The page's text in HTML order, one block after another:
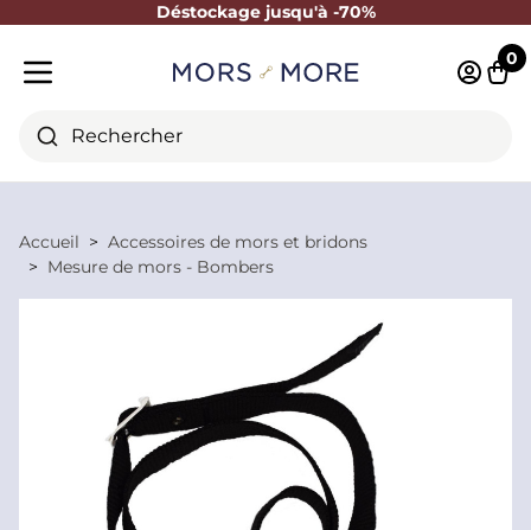
Déstockage jusqu'à -70%
Fermer
Rechercher
0
Accueil
Accessoires de mors et bridons
Mesure de mors - Bombers